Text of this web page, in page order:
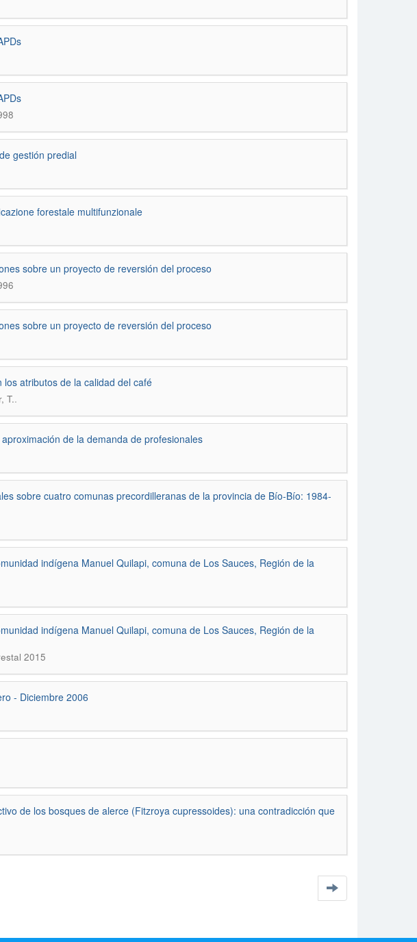
gestión predial
forestale multifunzionale
sobre un proyecto de reversión del proceso
sobre un proyecto de reversión del proceso
atributos de la calidad del café
T..
de la demanda de profesionales
sobre cuatro comunas precordilleranas de la provincia de Bío-Bío: 1984-
indígena Manuel Quilapi, comuna de Los Sauces, Región de la
indígena Manuel Quilapi, comuna de Los Sauces, Región de la
2015
- Diciembre 2006
de los bosques de alerce (Fitzroya cupressoides): una contradicción que